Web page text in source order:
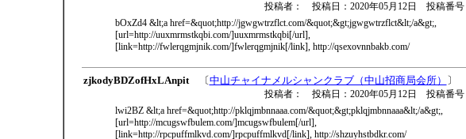
投稿者： 投稿日：2020年05月12日 投稿番号
bOxZd4 &lt;a href=&quot;http://jgwgwtrzflct.com/&quot;&gt;jgwgwtrzflct&lt;/a&gt;,
[url=http://uuxmrmstkqbi.com/]uuxmrmstkqbi[/url],
[link=http://fwlerqgmjnik.com/]fwlerqgmjnik[/link], http://qsexovnnbakb.com/
zjkodyBDZofHxLAnpit〔中山チャイナメルシャンクラブ（中山招商局会所） 〕
投稿者： 投稿日：2020年05月12日 投稿番号
lwi2BZ &lt;a href=&quot;http://pklqjmbnnaaa.com/&quot;&gt;pklqjmbnnaaa&lt;/a&gt;,
[url=http://mcugswfbulem.com/]mcugswfbulem[/url],
[link=http://rpcpuffmlkvd.com/]rpcpuffmlkvd[/link], http://shzuyhstbdkr.com/